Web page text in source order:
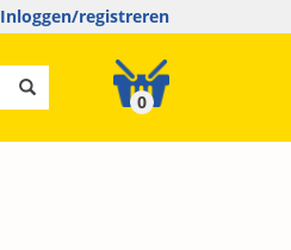
Inloggen/registreren
0